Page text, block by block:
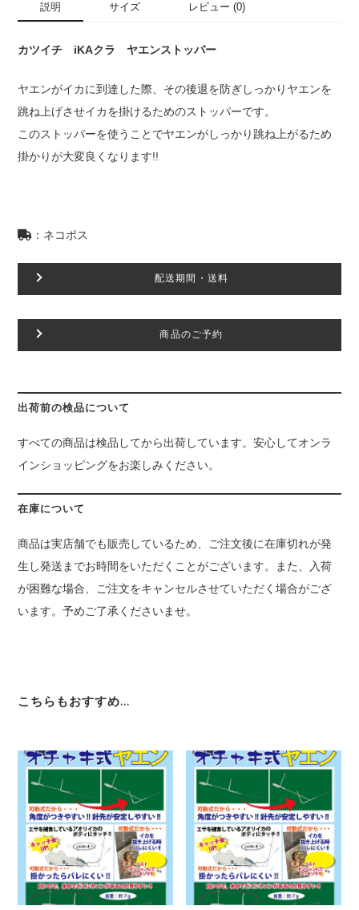
パ
リ
ー
ン）
説明 サイズ レビュー (0)
カツイチ iKAクラ ヤエンストッパー
ヤエンがイカに到達した際、その後退を防ぎしっかりヤエンを
跳ね上げさせイカを掛けるためのストッパーです。
このストッパーを使うことでヤエンがしっかり跳ね上がるため
掛かりが大変良くなります!!
：ネコポス
配送期間・送料
商品のご予約
出荷前の検品について
すべての商品は検品してから出荷しています。安心してオンラ
インショッピングをお楽しみください。
在庫について
商品は実店舗でも販売しているため、ご注文後に在庫切れが発
生し発送までお時間をいただくことがございます。また、入荷
が困難な場合、ご注文をキャンセルさせていただく場合がござ
います。予めご了承くださいませ。
こちらもおすすめ…